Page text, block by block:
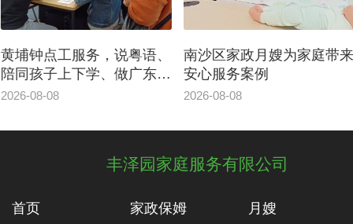
黄埔钟点工服务，说粤语、
陪同孩子上下学、做广东佳
肴
2026-08-08
南沙区家政月嫂为家庭带来
安心服务案例
2026-08-08
丰泽园家庭服务有限公司
首页 家政保姆
月嫂